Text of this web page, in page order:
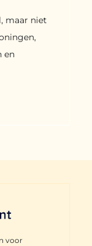
maar niet
en
voor